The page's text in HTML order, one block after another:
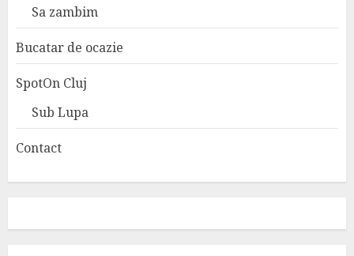
Sa zambim
Bucatar de ocazie
SpotOn Cluj
Sub Lupa
Contact